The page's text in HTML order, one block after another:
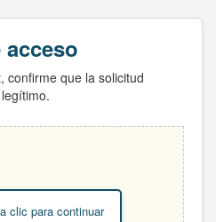
confirme que la solicitud
clic para continuar